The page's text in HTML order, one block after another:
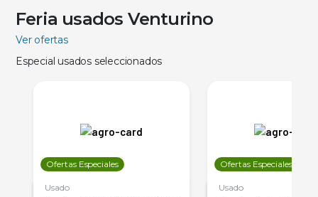
Feria usados Venturino
Ver ofertas
Especial usados seleccionados
Ofertas Especiales
Usado
Ofertas Especiales
Usado